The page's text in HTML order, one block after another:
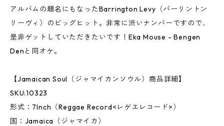
アルバムの題名にもなったBarrington Levy（バーリントン
リーヴィ）のビッグヒット。非常に渋いナンバーですので、
是非ゲットしていただきたいです！Eka Mouse - Bengen
Denと同オケ。
【Jamaican Soul（ジャマイカンソウル）商品詳細】
SKU:10323
形式：7Inch（Reggae Record<レゲエレコード>）
国：Jamaica（ジャマイカ）